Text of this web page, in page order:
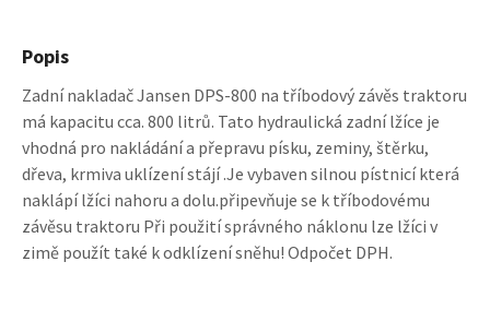
Popis
Zadní nakladač Jansen DPS-800 na tříbodový závěs traktoru
má kapacitu cca. 800 litrů. Tato hydraulická zadní lžíce je
vhodná pro nakládání a přepravu písku, zeminy, štěrku,
dřeva, krmiva uklízení stájí .Je vybaven silnou pístnicí která
naklápí lžíci nahoru a dolu.připevňuje se k tříbodovému
závěsu traktoru Při použití správného náklonu lze lžíci v
zimě použít také k odklízení sněhu! Odpočet DPH.